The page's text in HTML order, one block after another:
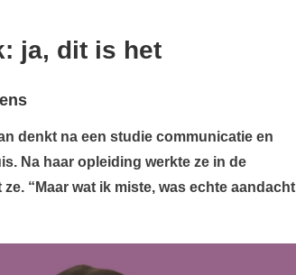
ja, dit is het
denkt na een studie communicatie en
Na haar opleiding werkte ze in de
“Maar wat ik miste, was echte aandacht